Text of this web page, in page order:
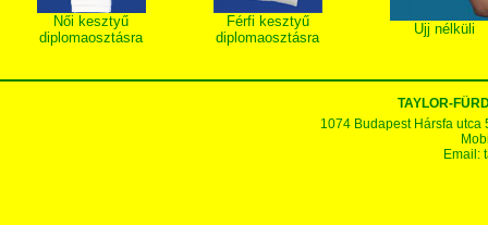
Női kesztyű
diplomaosztásra
Férfi kesztyű
diplomaosztásra
Ujj nélküli
TAYLOR-
1074 Budapest Hársfa utca
Email: